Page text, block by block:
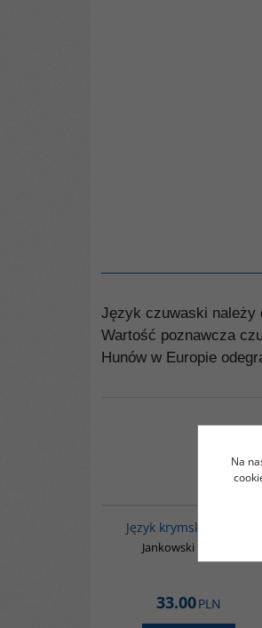
Język czuwaski należy
Wartość poznawcza
Hunów w Europie
Język krymskotatarski
Jankowski Henryk
33.00PLN
Na